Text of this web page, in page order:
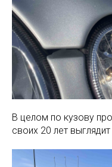
В целом по кузову
своих 20 лет